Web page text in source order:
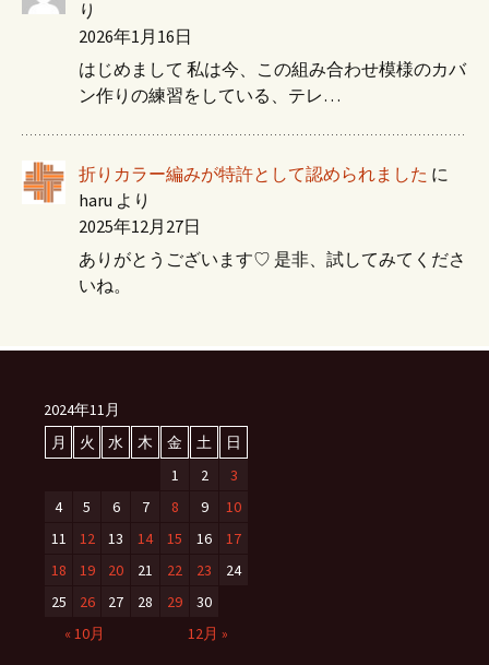
り
2026年1月16日
はじめまして 私は今、この組み合わせ模様のカバ
ン作りの練習をしている、テレ…
折りカラー編みが特許として認められました に
haru より
2025年12月27日
ありがとうございます♡ 是非、試してみてくださ
いね。
2024年11月
月
火 水 木 金 土
日
1
2
3
4
5 6 7 8 9
10
11
12 13 14 15 16
17
18
19 20 21 22 23
24
25
26 27 28 29
30
« 10月
12月 »